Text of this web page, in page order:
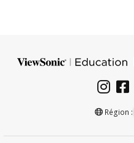
Région :